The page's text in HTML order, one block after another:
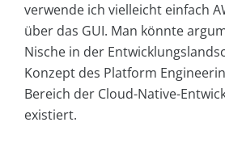
verwende ich vielleicht einfach
über das GUI. Man könnte
Nische in der
Konzept des Platform
Bereich der Cloud-Native-
existiert.